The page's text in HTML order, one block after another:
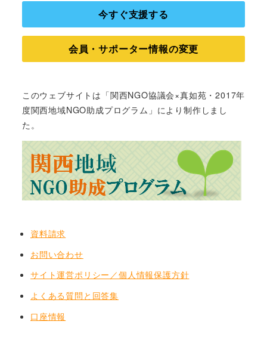
今すぐ支援する
会員・サポーター情報の変更
このウェブサイトは「関西NGO協議会×真如苑・2017年
度関西地域NGO助成プログラム」により制作しまし
た。
資料請求
お問い合わせ
サイト運営ポリシー／個人情報保護方針
よくある質問と回答集
口座情報